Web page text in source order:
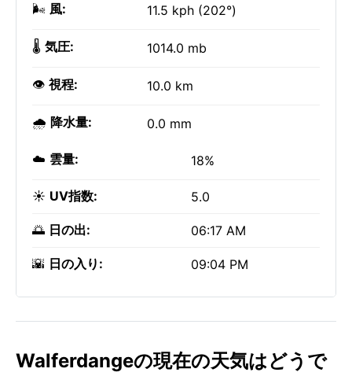
🌬️ 風: 11.5 kph (202°)
🌡️ 気圧: 1014.0 mb
👁️ 視程: 10.0 km
🌧️ 降水量: 0.0 mm
☁️ 雲量: 18%
☀️ UV指数: 5.0
🌅 日の出: 06:17 AM
🌇 日の入り: 09:04 PM
Walferdangeの現在の天気はどうで